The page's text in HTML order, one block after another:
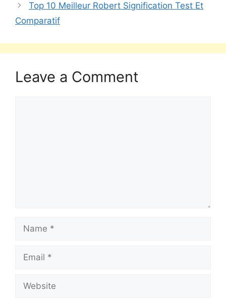
Top 10 Meilleur Robert Signification Test Et
Comparatif
Leave a Comment